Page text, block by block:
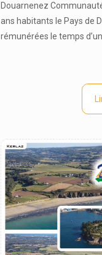
Douarnenez
ans habitants le Pays de
rémunérées le temps